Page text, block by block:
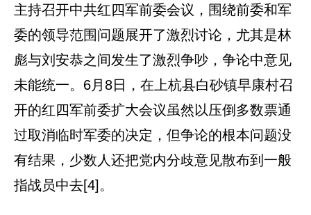
主持召开中共红四军前委会议，围绕前委和军
委的领导范围问题展开了激烈讨论，尤其是林
彪与刘安恭之间发生了激烈争吵，争论中意见
未能统一。6月8日，在上杭县白砂镇早康村召
开的红四军前委扩大会议虽然以压倒多数票通
过取消临时军委的决定，但争论的根本问题没
有结果，少数人还把党内分歧意见散布到一般
指战员中去[4]。